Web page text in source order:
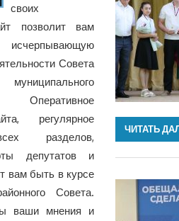
ЧИТАТЬ
своих
позволит вам
Совета
Оперативное
регулярное
разделов,
депутатов и
вам быть в курсе
Совета.
ваши мнения и